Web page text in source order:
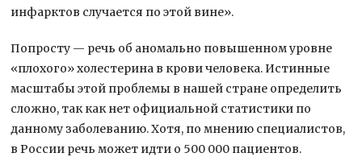
инфарктов случается по этой вине».
Попросту — речь об аномально повышенном уровне
«плохого» холестерина в крови человека. Истинные
масштабы этой проблемы в нашей стране определить
сложно, так как нет официальной статистики по
данному заболеванию. Хотя, по мнению специалистов,
в России речь может идти о 500 000 пациентов.